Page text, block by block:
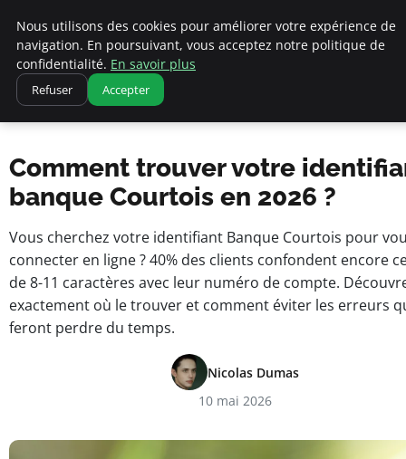
pearachutekids
Business Insights for French Entrepreneurs
Accueil
Comment trouver votre identifiant banque Courtois en 2026 ?
Comment trouver votre
banque Courtois en 2026 ?
Vous cherchez votre identifiant Banque Courtois pour
connecter en ligne ? 40% des clients confondent encore
de 8-11 caractères avec leur numéro de compte.
exactement où le trouver et comment éviter les erreurs
feront perdre du temps.
Nicolas Dumas
10 mai 2026
Nous utilisons des cookies pour améliorer votre expérience de
navigation. En poursuivant, vous acceptez notre politique de
confidentialité. En savoir plus
Refuser Accepter